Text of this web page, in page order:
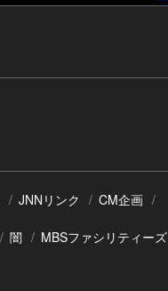
JNNリンク CM企画
闇 MBSファシリティーズ